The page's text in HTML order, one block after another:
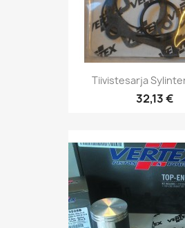
Tiivistesarja
32,13 €